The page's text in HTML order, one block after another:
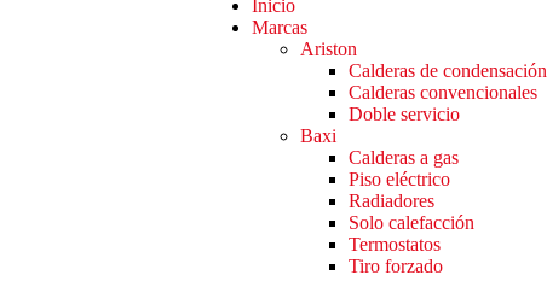
Inicio
Marcas
Ariston
Calderas de condensación
Calderas convencionales
Doble servicio
Baxi
Calderas a gas
Piso eléctrico
Radiadores
Solo calefacción
Termostatos
Tiro forzado